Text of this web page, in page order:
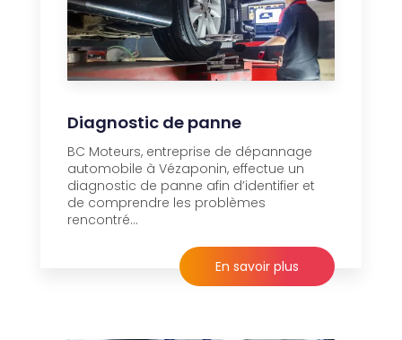
Diagnostic de panne
BC Moteurs, entreprise de dépannage
automobile à Vézaponin, effectue un
diagnostic de panne afin d’identifier et
de comprendre les problèmes
rencontré...
En savoir plus